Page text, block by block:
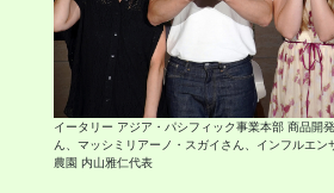
イータリー アジア・パシフィック事業本部 商品開
ん、マッシミリアーノ・スガイさん、インフルエン
農園 内山雅仁代表